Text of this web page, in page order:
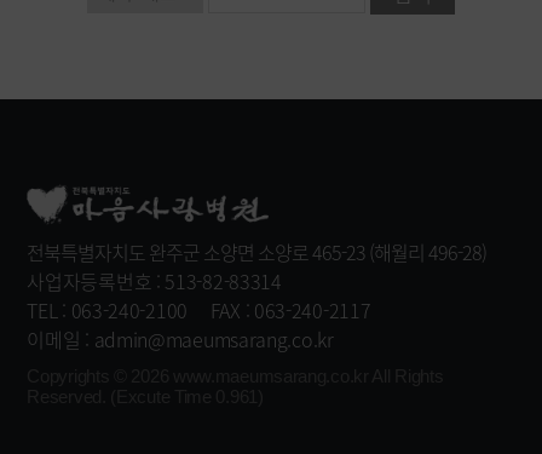
전북특별자치도 완주군 소양면 소양로 465-23 (해월리 496-28)
사업자등록번호 : 513-82-83314
TEL : 063-240-2100
FAX : 063-240-2117
이메일 : admin@maeumsarang.co.kr